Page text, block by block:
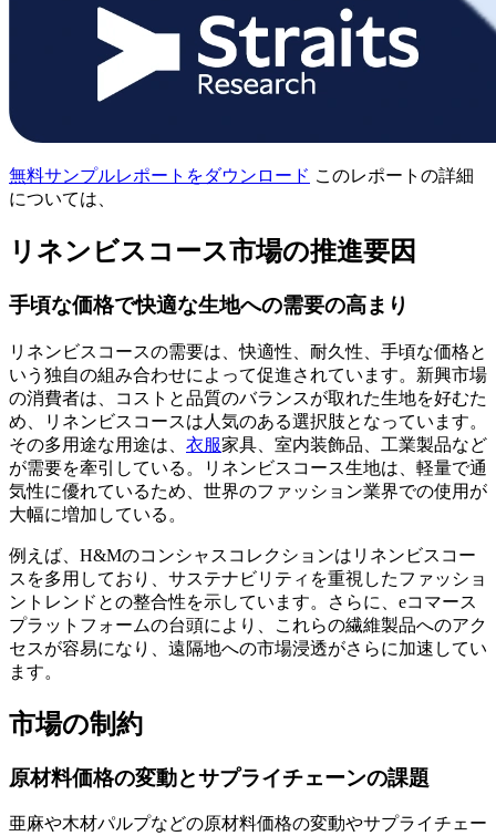
無料サンプルレポートをダウンロード このレポートの詳細
については、
リネンビスコース市場の推進要因
手頃な価格で快適な生地への需要の高まり
リネンビスコースの需要は、快適性、耐久性、手頃な価格と
いう独自の組み合わせによって促進されています。新興市場
の消費者は、コストと品質のバランスが取れた生地を好むた
め、リネンビスコースは人気のある選択肢となっています。
その多用途な用途は、 衣服家具、室内装飾品、工業製品など
が需要を牽引している。リネンビスコース生地は、軽量で通
気性に優れているため、世界のファッション業界での使用が
大幅に増加している。
例えば、H&Mのコンシャスコレクションはリネンビスコー
スを多用しており、サステナビリティを重視したファッショ
ントレンドとの整合性を示しています。さらに、eコマース
プラットフォームの台頭により、これらの繊維製品へのアク
セスが容易になり、遠隔地への市場浸透がさらに加速してい
ます。
市場の制約
原材料価格の変動とサプライチェーンの課題
亜麻や木材パルプなどの原材料価格の変動やサプライチェー